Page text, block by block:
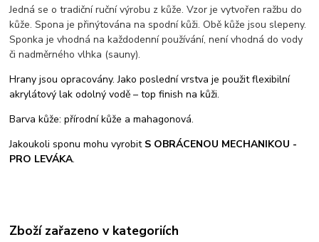
Jedná se o tradiční ruční výrobu z kůže. Vzor je vytvořen ražbu do
kůže. Spona je přinýtována na spodní kůži. Obě kůže jsou slepeny.
Sponka je vhodná na každodenní používání, není vhodná do vody
či nadměrného vlhka (sauny).
Hrany jsou opracovány. Jako poslední vrstva je použit flexibilní
akrylátový lak odolný vodě – top finish na kůži.
Barva kůže: přírodní kůže a mahagonová.
Jakoukoli sponu mohu vyrobit S OBRÁCENOU MECHANIKOU -
PRO LEVÁKA.
Zboží zařazeno v kategoriích